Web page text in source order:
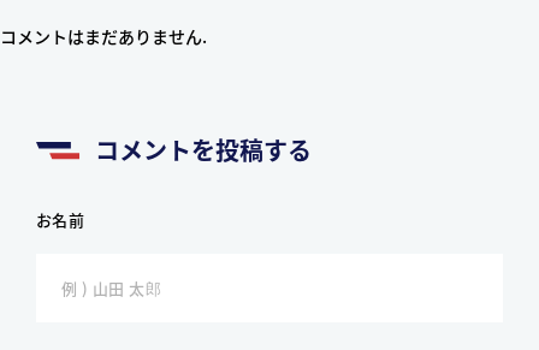
コメントはまだありません.
コメントを投稿する
お名前